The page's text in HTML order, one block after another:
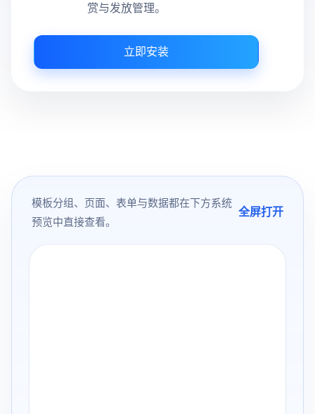
赏与发放管理。
立即安装
模板分组、页面、表单与数据都在下方系统
预览中直接查看。
全屏打开